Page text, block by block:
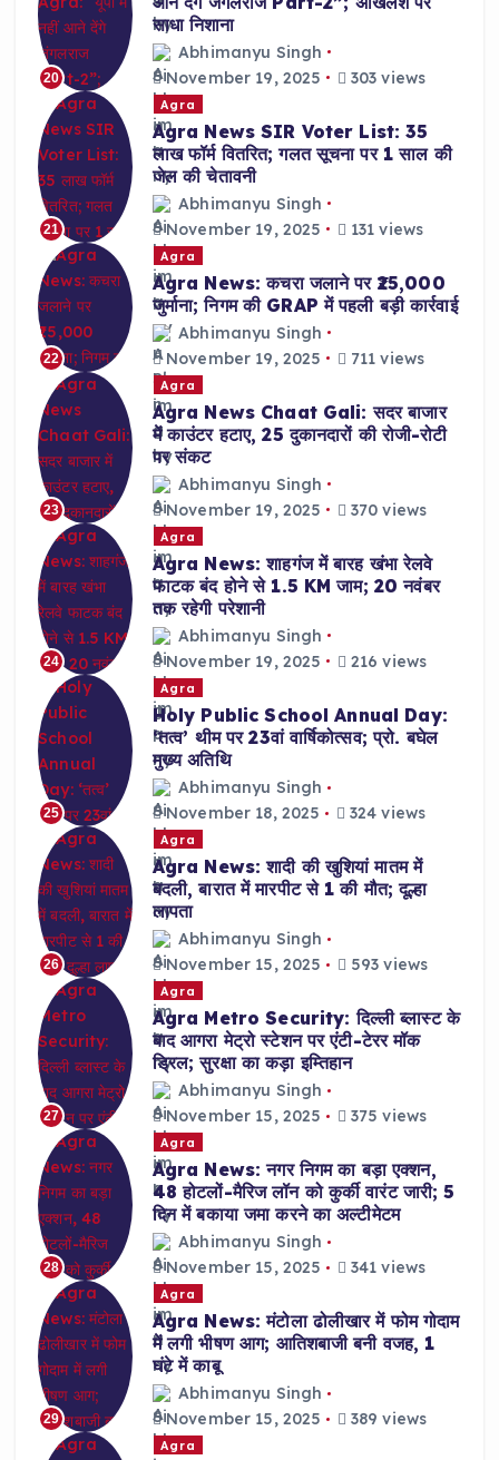
20
साधा निशाना
Abhimanyu Singh
November 19, 2025
303 views
21
Agra
Agra News SIR Voter List: 35
लाख फॉर्म वितरित; गलत सूचना पर 1 साल की
जेल की चेतावनी
Abhimanyu Singh
November 19, 2025
131 views
22
Agra
Agra News: कचरा जलाने पर ₹25,000
जुर्माना; निगम की GRAP में पहली बड़ी कार्रवाई
Abhimanyu Singh
November 19, 2025
711 views
23
Agra
Agra News Chaat Gali: सदर बाजार
में काउंटर हटाए, 25 दुकानदारों की रोजी-रोटी
पर संकट
Abhimanyu Singh
November 19, 2025
370 views
24
Agra
Agra News: शाहगंज में बारह खंभा रेलवे
फाटक बंद होने से 1.5 KM जाम; 20 नवंबर
तक रहेगी परेशानी
Abhimanyu Singh
November 19, 2025
216 views
25
Agra
Holy Public School Annual Day:
‘तत्व’ थीम पर 23वां वार्षिकोत्सव; प्रो. बघेल
मुख्य अतिथि
Abhimanyu Singh
November 18, 2025
324 views
26
Agra
Agra News: शादी की खुशियां मातम में
बदली, बारात में मारपीट से 1 की मौत; दूल्हा
लापता
Abhimanyu Singh
November 15, 2025
593 views
27
Agra
Agra Metro Security: दिल्ली ब्लास्ट के
बाद आगरा मेट्रो स्टेशन पर एंटी-टेरर मॉक
ड्रिल; सुरक्षा का कड़ा इम्तिहान
Abhimanyu Singh
November 15, 2025
375 views
28
Agra
Agra News: नगर निगम का बड़ा एक्शन,
48 होटलों-मैरिज लॉन को कुर्की वारंट जारी; 5
दिन में बकाया जमा करने का अल्टीमेटम
Abhimanyu Singh
November 15, 2025
341 views
29
Agra
Agra News: मंटोला ढोलीखार में फोम गोदाम
में लगी भीषण आग; आतिशबाजी बनी वजह, 1
घंटे में काबू
Abhimanyu Singh
November 15, 2025
389 views
Agra